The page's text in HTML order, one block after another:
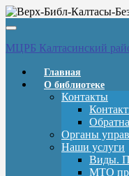
Вкл/
выкл
навигации
МЦРБ Калтасинский
Главная
О библиотеке
Контакты
Органы
Наши услуги
Виды.
МТО